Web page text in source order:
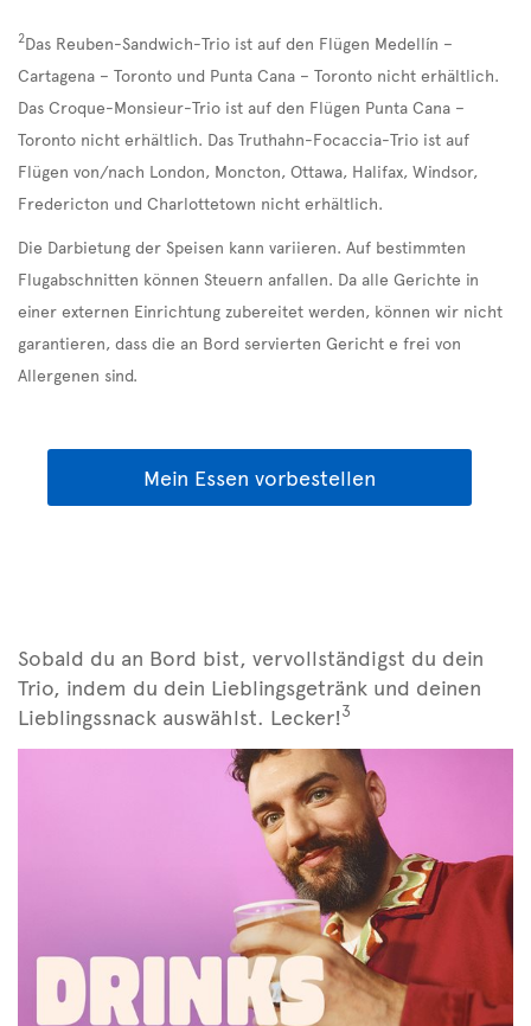
2Das Reuben-Sandwich-Trio ist auf den Flügen Medellín –
Cartagena – Toronto und Punta Cana – Toronto nicht erhältlich.
Das Croque-Monsieur-Trio ist auf den Flügen Punta Cana –
Toronto nicht erhältlich. Das Truthahn-Focaccia-Trio ist auf
Flügen von/nach London, Moncton, Ottawa, Halifax, Windsor,
Fredericton und Charlottetown nicht erhältlich.
Die Darbietung der Speisen kann variieren. Auf bestimmten
Flugabschnitten können Steuern anfallen. Da alle Gerichte in
einer externen Einrichtung zubereitet werden, können wir nicht
garantieren, dass die an Bord servierten Gericht e frei von
Allergenen sind.
Mein Essen vorbestellen
Sobald du an Bord bist, vervollständigst du dein
Trio, indem du dein Lieblingsgetränk und deinen
Lieblingssnack auswählst. Lecker!3